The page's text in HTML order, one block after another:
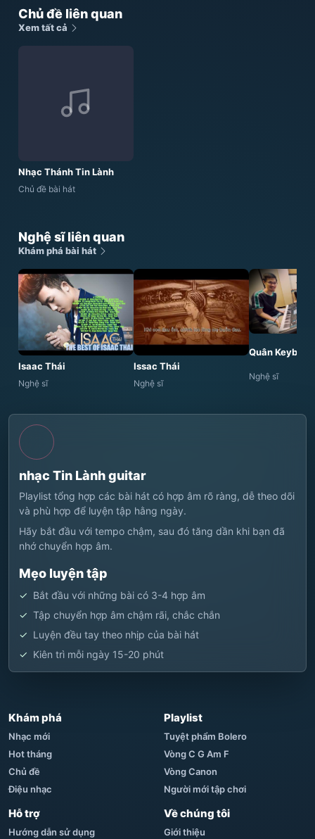
Chủ đề liên quan
Xem tất cả
Nhạc Thánh Tin Lành
Chủ đề bài hát
Nghệ sĩ liên quan
Khám phá bài hát
Isaac Thái
Nghệ sĩ
Issac Thái
Nghệ sĩ
Quân
Nghệ sĩ
nhạc Tin Lành guitar
Playlist tổng hợp các bài hát có hợp âm rõ ràng, dễ theo dõi
và phù hợp để luyện tập hằng ngày.
Hãy bắt đầu với tempo chậm, sau đó tăng dần khi bạn đã
nhớ chuyển hợp âm.
Mẹo luyện tập
Bắt đầu với những bài có 3-4 hợp âm
Tập chuyển hợp âm chậm rãi, chắc chắn
Luyện đều tay theo nhịp của bài hát
Kiên trì mỗi ngày 15-20 phút
Khám phá
Nhạc mới
Hot tháng
Chủ đề
Điệu nhạc
Playlist
Tuyệt phẩm Bolero
Vòng C G Am F
Vòng Canon
Người mới tập chơi
Hỗ trợ
Hướng dẫn sử dụng
Về chúng tôi
Giới thiệu